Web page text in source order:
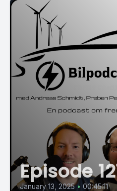
Episode
January 13, 2025 • 00:45:11